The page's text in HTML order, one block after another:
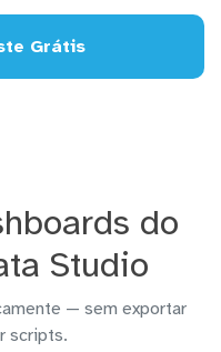
Grátis
do
Studio
— sem exportar
scripts.